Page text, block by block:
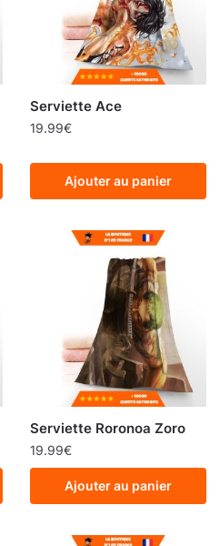
Serviette Ace
19.99€
Ajouter au panier
Serviette Roronoa Zoro
19.99€
Ajouter au panier